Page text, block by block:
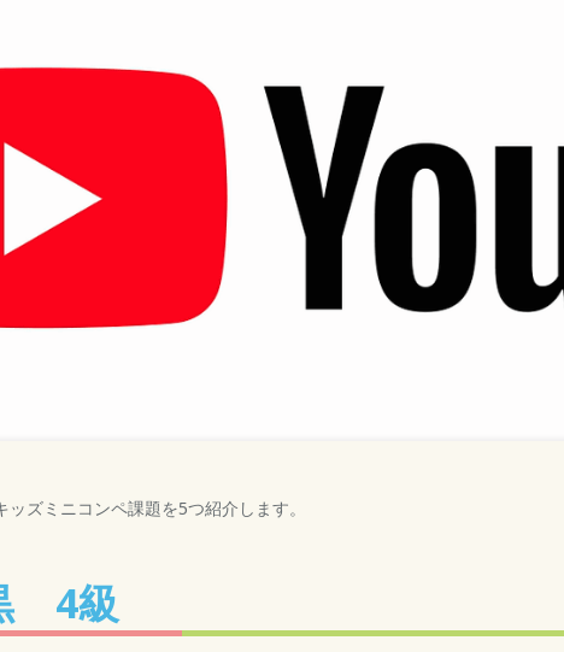
ズミニコンペ課題を5つ紹介します。
4級